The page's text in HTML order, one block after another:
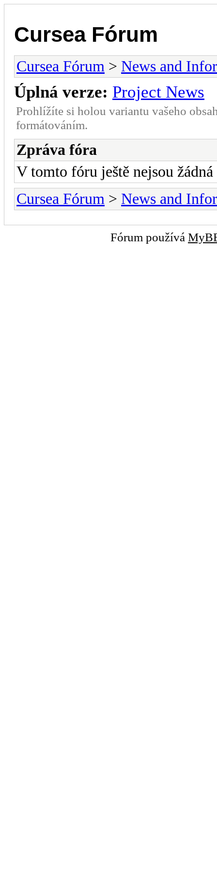
Cursea Fórum
Cursea Fórum > News and
Úplná verze: Project News
Prohlížíte si holou variantu vašeho
formátováním.
Zpráva fóra
V tomto fóru ještě nejsou žádná
Cursea Fórum > News and
Fórum používá